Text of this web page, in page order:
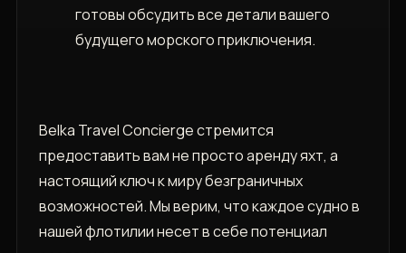
готовы обсудить все детали вашего
будущего морского приключения.
Belka Travel Concierge стремится
предоставить вам не просто аренду яхт, а
настоящий ключ к миру безграничных
возможностей. Мы верим, что каждое судно в
нашей флотилии несет в себе потенциал